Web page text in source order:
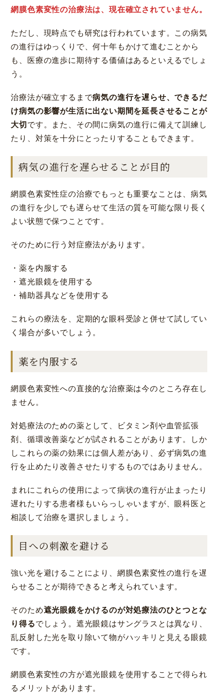
網膜色素変性の治療法は、現在確立されていません。
ただし、現時点でも研究は行われています。この病気
の進行はゆっくりで、何十年もかけて進むことから
も、医療の進歩に期待する価値はあるといえるでしょ
う。
治療法が確立するまで病気の進行を遅らせ、できるだ
け病気の影響が生活に出ない期間を延長させることが
大切 です。また、その間に病気の進行に備えて訓練し
たり、対策を十分にとったりすることもできます。
病気の進行を遅らせることが目的
網膜色素変性症の治療でもっとも重要なことは、病気
の進行を少しでも遅らせて生活の質を可能な限り長く
よい状態で保つことです。
そのために行う対症療法があります。
・薬を内服する
・遮光眼鏡を使用する
・補助器具などを使用する
これらの療法を、定期的な眼科受診と併せて試してい
く場合が多いでしょう。
薬を内服する
網膜色素変性への直接的な治療薬は今のところ存在し
ません。
対処療法のための薬として、ビタミン剤や血管拡張
剤、循環改善薬などが試されることがあります。しか
しこれらの薬の効果には個人差があり、必ず病気の進
行を止めたり改善させたりするものではありません。
まれにこれらの使用によって病状の進行が止まったり
遅れたりする患者様もいらっしゃいますが、眼科医と
相談して治療を選択しましょう。
目への刺激を避ける
強い光を避けることにより、網膜色素変性の進行を遅
らせることが期待できると考えられています。
そのため遮光眼鏡をかけるのが対処療法のひとつとな
り得るでしょう。遮光眼鏡はサングラスとは異なり、
乱反射した光を取り除いて物がハッキリと見える眼鏡
です。
網膜色素変性の方が遮光眼鏡を使用することで得られ
るメリットがあります。